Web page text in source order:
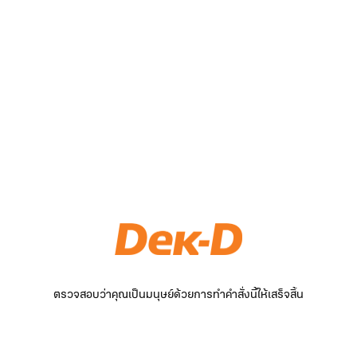
ตรวจสอบว่าคุณเป็นมนุษย์ด้วยการทำคำสั่งนี้ให้เสร็จสิ้น